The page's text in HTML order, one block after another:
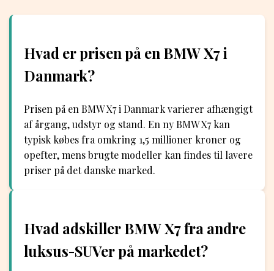
Hvad er prisen på en BMW X7 i
Danmark?
Prisen på en BMW X7 i Danmark varierer afhængigt
af årgang, udstyr og stand. En ny BMW X7 kan
typisk købes fra omkring 1,5 millioner kroner og
opefter, mens brugte modeller kan findes til lavere
priser på det danske marked.
Hvad adskiller BMW X7 fra andre
luksus-SUVer på markedet?